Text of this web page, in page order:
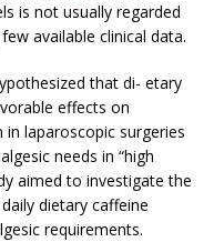
is not usually regarded
available clinical data.
that di- etary
effects on
laparoscopic surgeries
needs in “high
aimed to investigate the
dietary caffeine
requirements.